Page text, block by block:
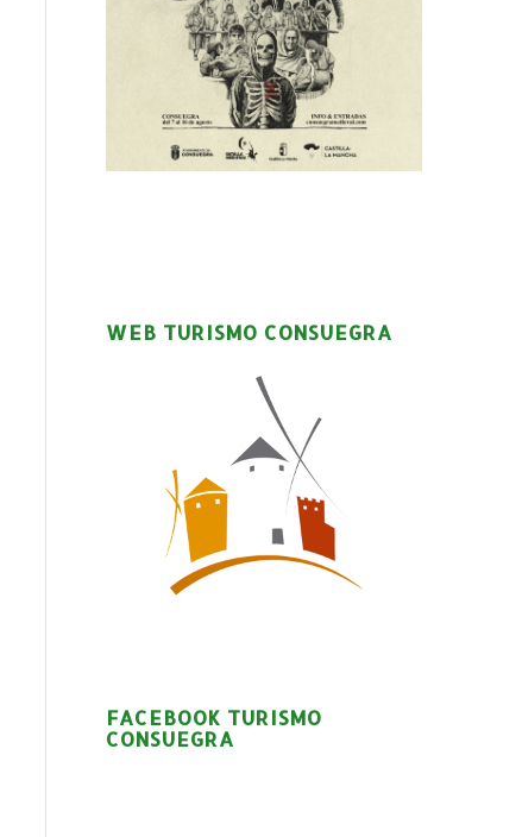
WEB TURISMO CONSUEGRA
FACEBOOK TURISMO
CONSUEGRA